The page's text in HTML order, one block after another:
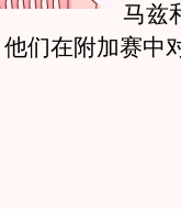
马兹
们在附加赛中